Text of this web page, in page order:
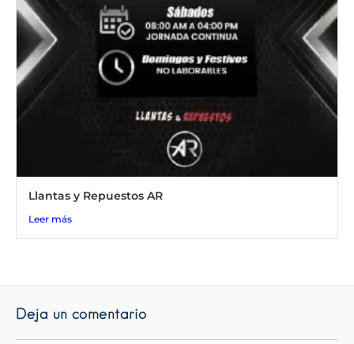
Llantas y Repuestos AR
Leer más
Deja un comentario